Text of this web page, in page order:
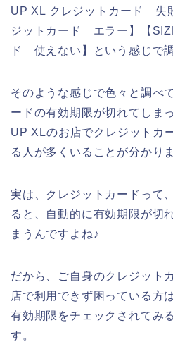
UP XL クレジットカード 失
ジットカード エラー】【
ド 使えない】という感じで
そのような感じで色々と調べ
ードの有効期限が切れてしま
UP XLのお店でクレジットカ
る人が多くいることが分かり
実は、クレジットカードって
ると、自動的に有効期限が切
まうんですよね♪
だから、ご自身のクレジット
店で利用できず困っている方
有効期限をチェックされてみ
す。